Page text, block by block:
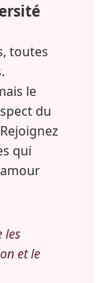
toutes
le
du
qui
les
et le